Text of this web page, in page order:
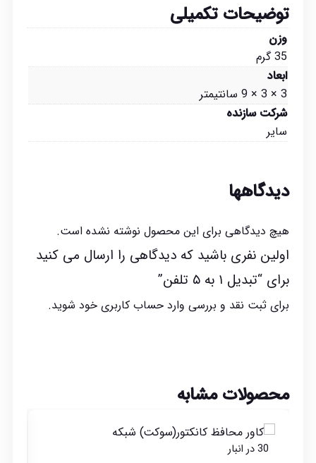
توضیحات تکمیلی
وزن
35 گرم
ابعاد
3 × 3 × 9 سانتیمتر
شرکت سازنده
سایر
دیدگاهها
هیچ دیدگاهی برای این محصول نوشته نشده است.
اولین نفری باشید که دیدگاهی را ارسال می کنید
برای “تبدیل ۱ به ۵ تلفن”
برای ثبت نقد و بررسی وارد حساب کاربری خودشوید.
محصولات مشابه
30 در انبار